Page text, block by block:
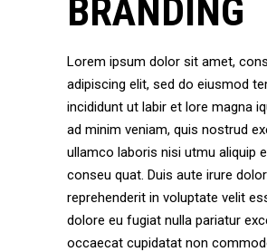
BRANDING
Lorem ipsum dolor sit amet,
adipiscing elit, sed do eiusmod
incididunt ut labir et lore magna
ad minim veniam, quis nostrud
ullamco laboris nisi utmu aliquip
conseu quat. Duis aute irure
reprehenderit in voluptate velit
dolore eu fugiat nulla pariatur
occaecat cupidatat non